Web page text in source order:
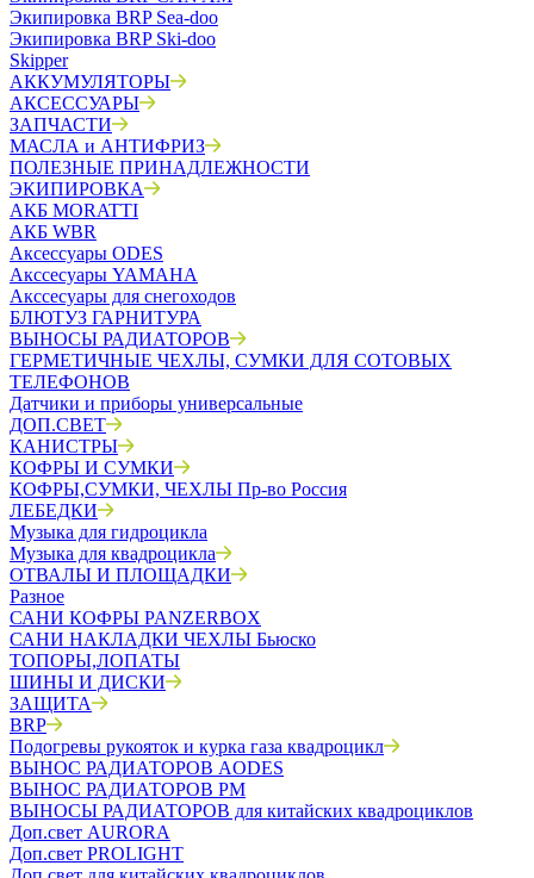
Экипировка BRP Sea-doo
Экипировка BRP Ski-doo
Skipper
АККУМУЛЯТОРЫ
АКСЕССУАРЫ
ЗАПЧАСТИ
МАСЛА и АНТИФРИЗ
ПОЛЕЗНЫЕ ПРИНАДЛЕЖНОСТИ
ЭКИПИРОВКА
АКБ MORATTI
АКБ WBR
Аксессуары ODES
Акссесуары YAMAHA
Акссесуары для снегоходов
БЛЮТУЗ ГАРНИТУРА
ВЫНОСЫ РАДИАТОРОВ
ГЕРМЕТИЧНЫЕ ЧЕХЛЫ, СУМКИ ДЛЯ СОТОВЫХ
ТЕЛЕФОНОВ
Датчики и приборы универсальные
ДОП.СВЕТ
КАНИСТРЫ
КОФРЫ И СУМКИ
КОФРЫ,СУМКИ, ЧЕХЛЫ Пр-во Россия
ЛЕБЕДКИ
Музыка для гидроцикла
Музыка для квадроцикла
ОТВАЛЫ И ПЛОЩАДКИ
Разное
САНИ КОФРЫ PANZERBOX
САНИ НАКЛАДКИ ЧЕХЛЫ Бьюско
ТОПОРЫ,ЛОПАТЫ
ШИНЫ И ДИСКИ
ЗАЩИТА
BRP
Подогревы рукояток и курка газа квадроцикл
ВЫНОС РАДИАТОРОВ AODES
ВЫНОС РАДИАТОРОВ РМ
ВЫНОСЫ РАДИАТОРОВ для китайских квадроциклов
Доп.свет AURORA
Доп.свет PROLIGHT